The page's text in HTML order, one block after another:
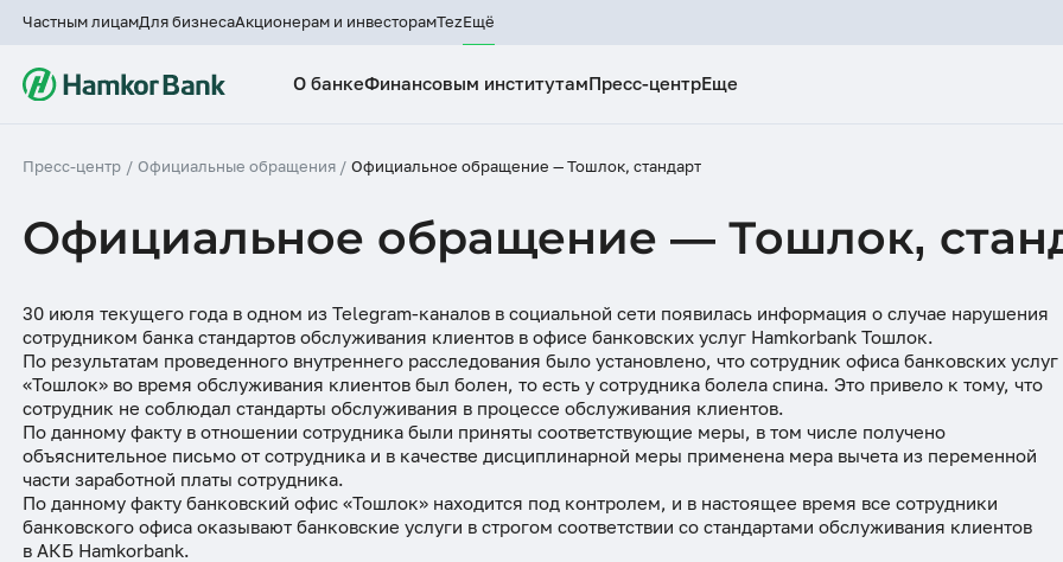
Частным лицамДля бизнесаАкционерам и инвесторам
Акционерам и инвесторам
Отчеты
Дивиденды
Бизнес план
Гарантийный фонд
Форма уставного капитала
TezЕщё
Финансовым институтам
Корреспондентские
Финансовая отчетность
Комплаенс контроль
Официальная информация
Правление банка
История банка
ESG и устойчивое развитие
Брендбук Hamkorbank
Официальные обращения
Безопасность клиентов
Пресс-Релизы
Финансовая грамотность
Блог
Уголок
банком в
Порядок
О банке
Совет Банка
Правление Банка
Структура банка
Корпоративное управление
Информация для акционеров
и инвесторов
ESG
Миссия и стратегия банка
Устав банка
Рейтинг
Дочерние предприятия
Система менеджмента
Общая информация
Налогообложение
Составление бизнес-плана
История
Гендерная
Политика
Реквизиты
Финансовым институтам
Межбанковские операции
отношения
Финансовая отчетность
Комплаенс контроль
Пресс-центр
Официальные обращения
Безопасность клиентов
Тендеры и конкурсы
Пресс-Релизы
Финансовая грамотность
Блог
Еще
Виртуальная приемная
Порядок работы с
имуществом, принятым
банком в залог
Карта сайта
Порядок пересмотра
(реструктуризации) условий
активов
Вакансии
Назначения
Пресс-центр / Официальные обращения / Официальное обращение — Тошлок, стандарт
Официальное обращение — Тошлок,
30 июля текущего года в одном из Telegram-каналов в социальной сети появилась информация о случае нарушения
сотрудником банка стандартов обслуживания клиентов в офисе банковских услуг Hamkorbank Тошлок.
По результатам проведенного внутреннего расследования было установлено, что сотрудник офиса банковских услуг
«Тошлок» во время обслуживания клиентов был болен, то есть у сотрудника болела спина. Это привело к тому, что
сотрудник не соблюдал стандарты обслуживания в процессе обслуживания клиентов.
По данному факту в отношении сотрудника были приняты соответствующие меры, в том числе получено
объяснительное письмо от сотрудника и в качестве дисциплинарной меры применена мера вычета из переменной
части заработной платы сотрудника.
По данному факту банковский офис «Тошлок» находится под контролем, и в настоящее время все сотрудники
банковского офиса оказывают банковские услуги в строгом соответствии со стандартами обслуживания клиентов
в АКБ Hamkorbank.